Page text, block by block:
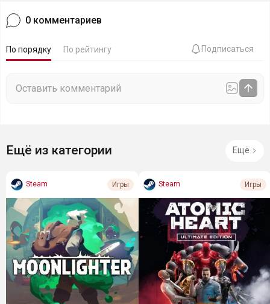
0 комментариев
По порядку По рейтингу Подписаться
Ещё из категории Ещё
Steam Игры Steam Игры